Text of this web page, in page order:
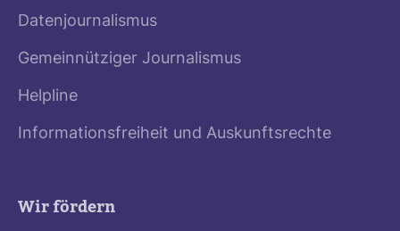
Datenjournalismus
Gemeinnütziger Journalismus
Helpline
Informationsfreiheit und Auskunftsrechte
Wir fördern